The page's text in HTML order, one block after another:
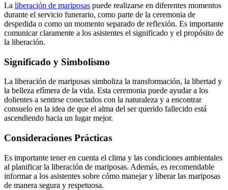
La liberación de mariposas puede realizarse en diferentes momentos
durante el servicio funerario, como parte de la ceremonia de
despedida o como un momento separado de reflexión. Es importante
comunicar claramente a los asistentes el significado y el propósito de
la liberación.
Significado y Simbolismo
La liberación de mariposas simboliza la transformación, la libertad y
la belleza efímera de la vida. Esta ceremonia puede ayudar a los
dolientes a sentirse conectados con la naturaleza y a encontrar
consuelo en la idea de que el alma del ser querido fallecido está
ascendiendo hacia un lugar mejor.
Consideraciones Prácticas
Es importante tener en cuenta el clima y las condiciones ambientales
al planificar la liberación de mariposas. Además, es recomendable
informar a los asistentes sobre cómo manejar y liberar las mariposas
de manera segura y respetuosa.